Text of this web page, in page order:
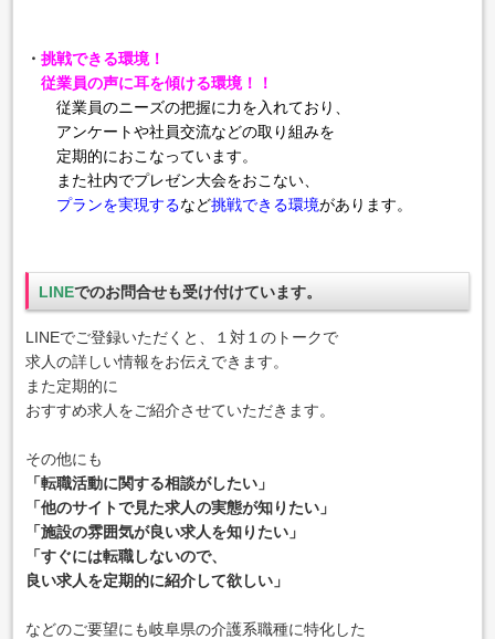
・挑戦できる環境！
従業員の声に耳を傾ける環境！！
従業員のニーズの把握に力を入れており、
アンケートや社員交流などの取り組みを
定期的におこなっています。
また社内でプレゼン大会をおこない、
プランを実現するなど挑戦できる環境があります。
LINEでのお問合せも受け付けています。
LINEでご登録いただくと、１対１のトークで
求人の詳しい情報をお伝えできます。
また定期的に
おすすめ求人をご紹介させていただきます。
その他にも
「転職活動に関する相談がしたい」
「他のサイトで見た求人の実態が知りたい」
「施設の雰囲気が良い求人を知りたい」
「すぐには転職しないので、
良い求人を定期的に紹介して欲しい」
などのご要望にも岐阜県の介護系職種に特化した